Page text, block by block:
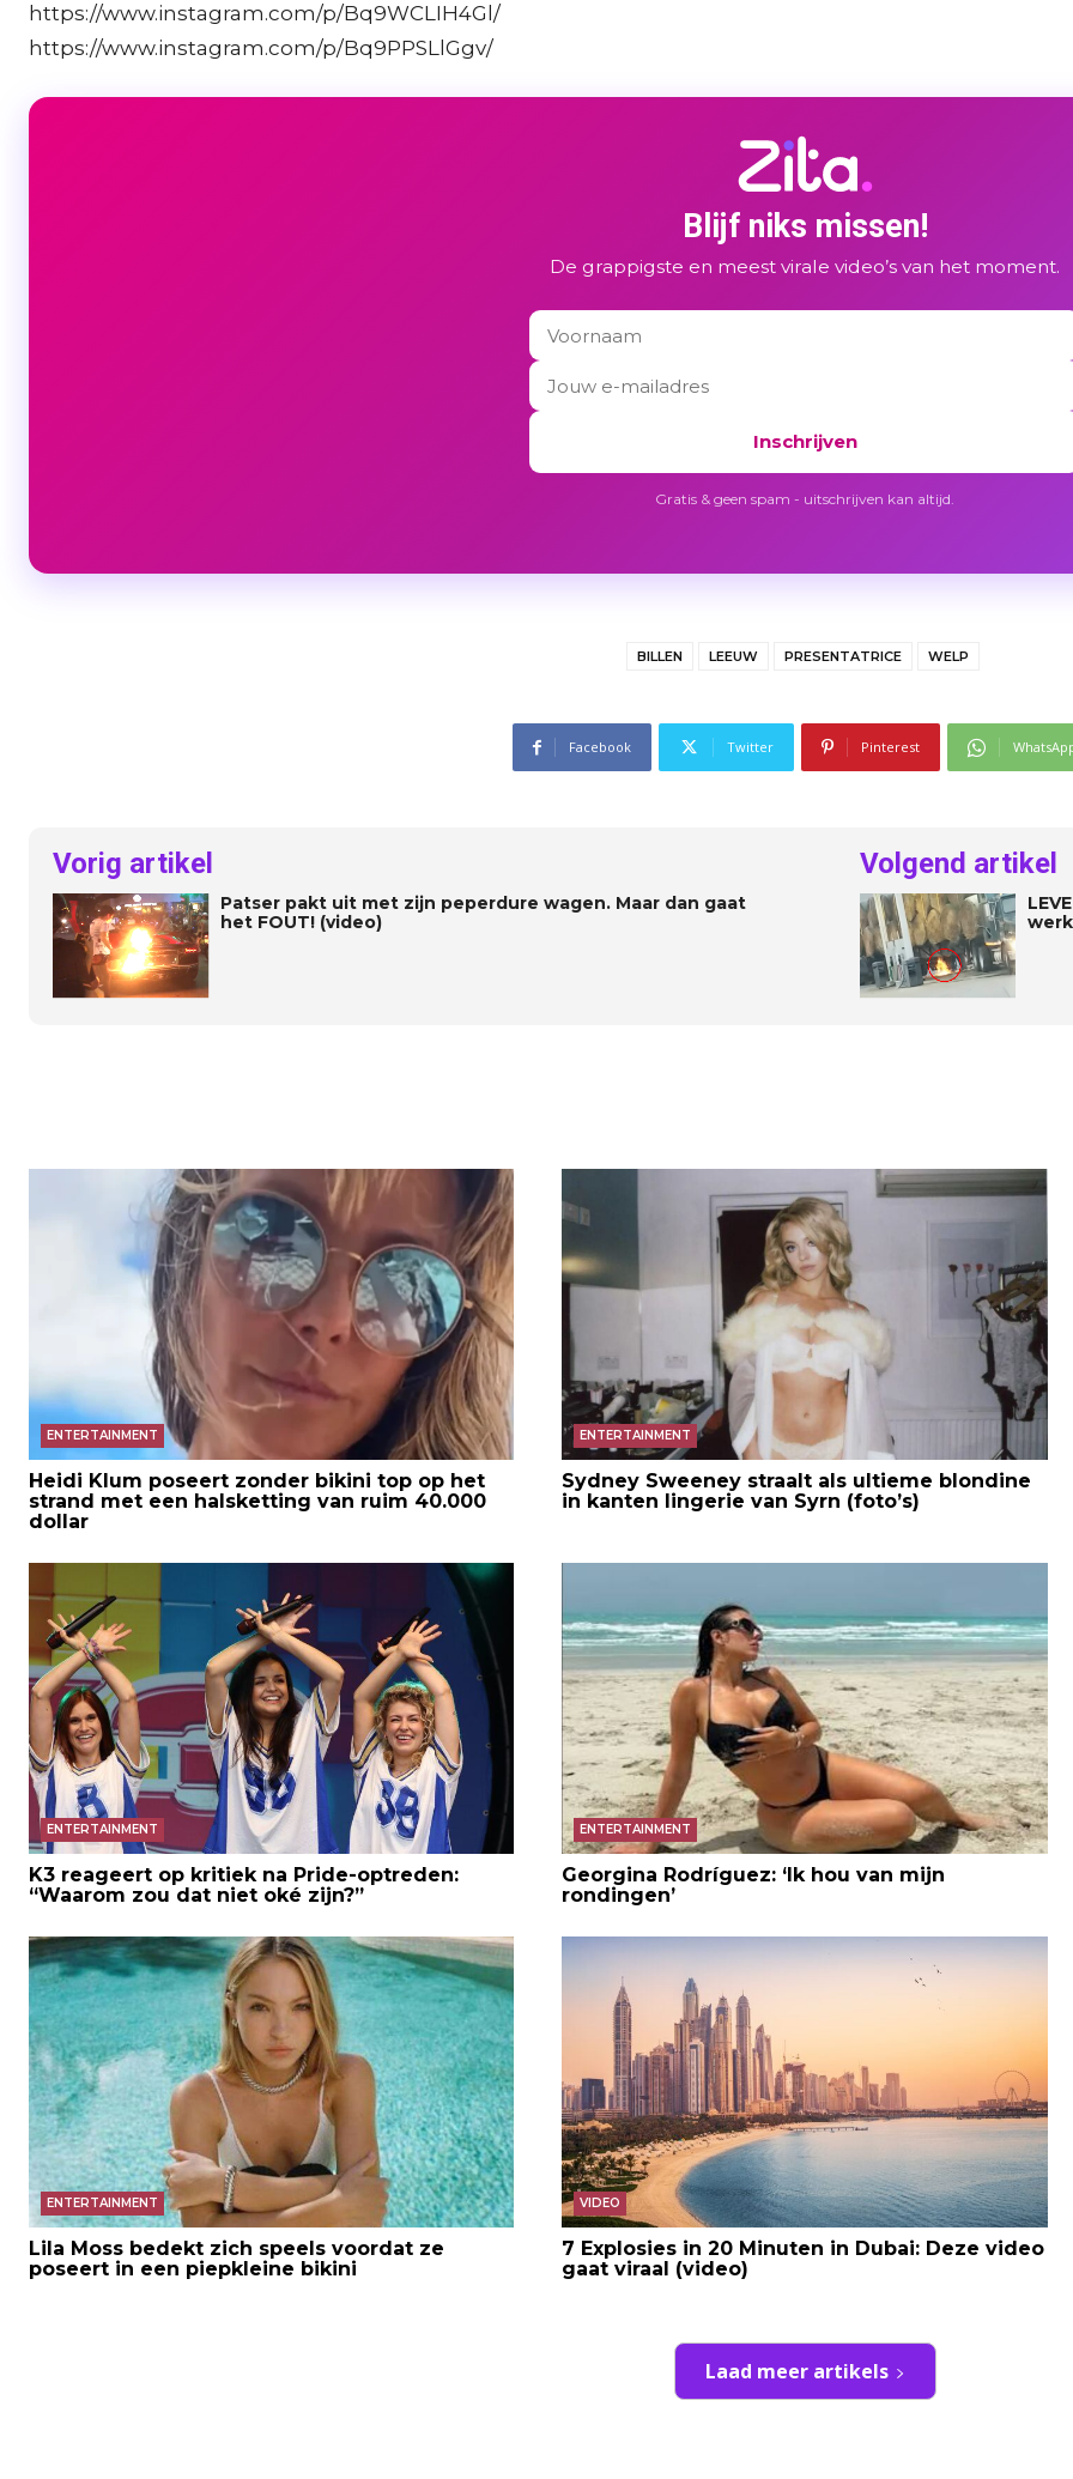
https://www.instagram.com/p/Bq9WCLIH4Gl/
https://www.instagram.com/p/Bq9PPSLlGgv/
Blijf niks missen!
De grappigste en meest virale video’s van het moment.
Inschrijven
Gratis & geen spam - uitschrijven kan altijd.
BILLEN LEEUW PRESENTATRICE WELP
Facebook Twitter Pinterest
Vorig artikel
Patser pakt uit met zijn peperdure wagen. Maar dan gaat
het FOUT! (video)
Volgend artikel
ENTERTAINMENT
Heidi Klum poseert zonder bikini top op het
strand met een halsketting van ruim 40.000
dollar
ENTERTAINMENT
Sydney Sweeney straalt als ultieme blondine
in kanten lingerie van Syrn (foto’s)
ENTERTAINMENT
K3 reageert op kritiek na Pride-optreden:
“Waarom zou dat niet oké zijn?”
ENTERTAINMENT
Georgina Rodríguez: ‘Ik hou van mijn
rondingen’
ENTERTAINMENT
Lila Moss bedekt zich speels voordat ze
poseert in een piepkleine bikini
VIDEO
7 Explosies in 20 Minuten in Dubai: Deze video
gaat viraal (video)
Laad meer artikels